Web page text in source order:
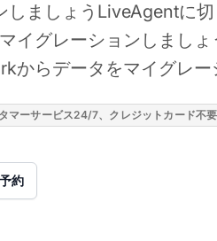
しましょうLiveAgentに
イグレーションしまし
からデータをマイグレー
マーサービス24/7、クレジットカード不
約